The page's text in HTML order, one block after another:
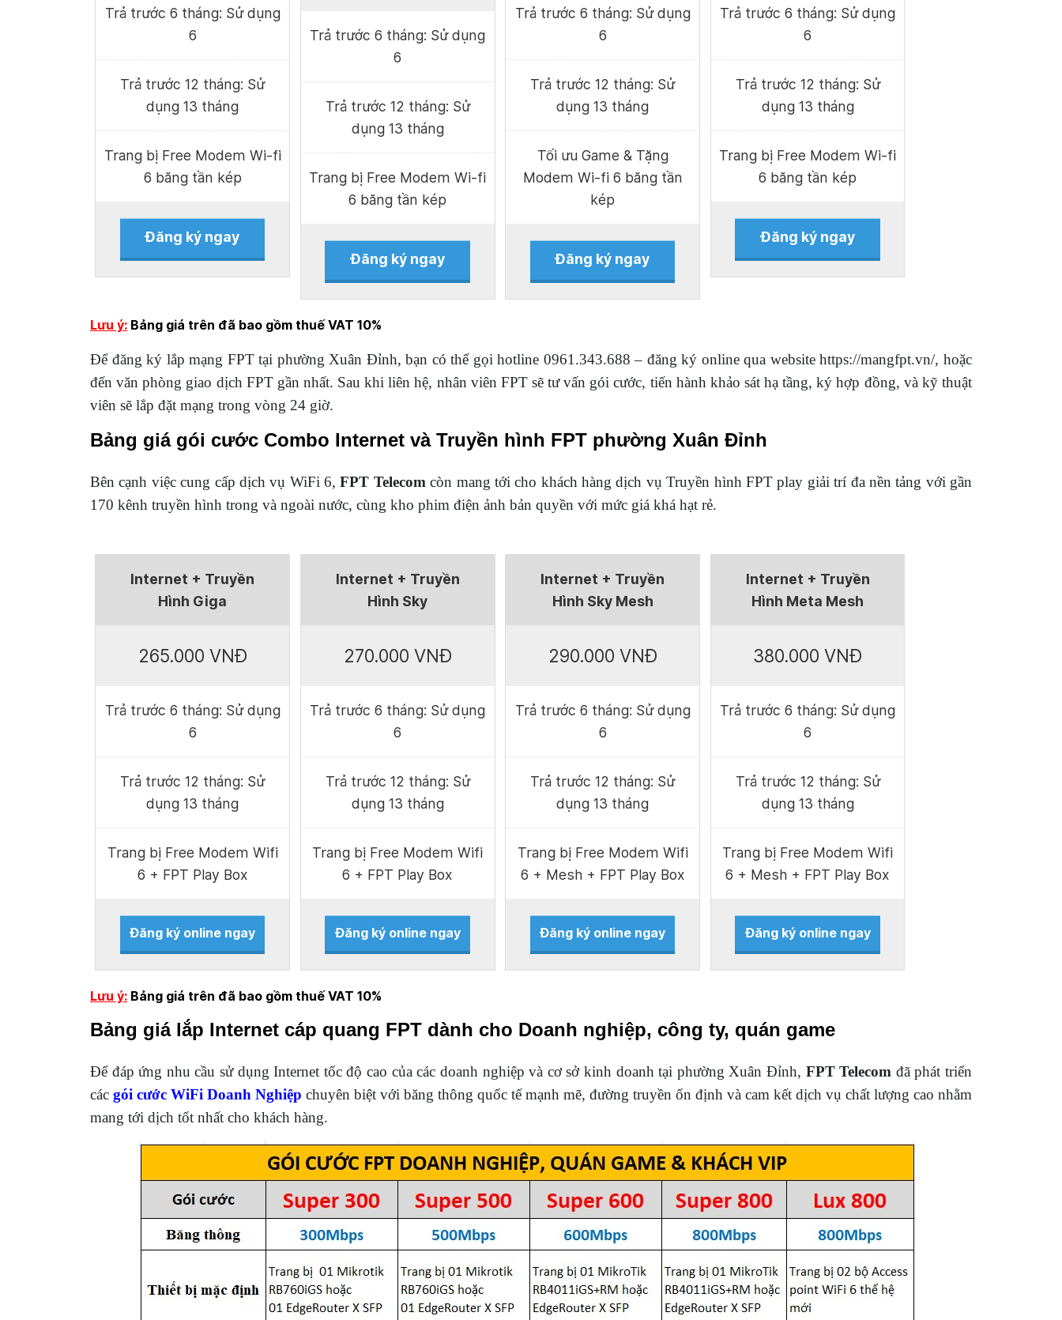
Trả trước 6 tháng: Sử dụng
6
Trả trước 12 tháng: Sử
dụng 13 tháng
Trang bị Free Modem Wi-fi
6 băng tần kép
Đăng ký ngay
Trả trước 6 tháng: Sử dụng
6
Trả trước 12 tháng: Sử
dụng 13 tháng
Trang bị Free Modem Wi-fi
6 băng tần kép
Đăng ký ngay
Trả trước 6 tháng: Sử dụng
6
Trả trước 12 tháng: Sử
dụng 13 tháng
Tối ưu Game & Tặng
Modem Wi-fi 6 băng tần
kép
Đăng ký ngay
Trả trước 6 tháng: Sử dụng
6
Trả trước 12 tháng: Sử
dụng 13 tháng
Trang bị Free Modem Wi-fi
6 băng tần kép
Đăng ký ngay
Lưu ý: Bảng giá trên đã bao gồm thuế VAT 10%
Để đăng ký lắp mạng FPT tại phường Xuân Đỉnh, bạn có thể gọi hotline 0961.343.688 – đăng ký online qua website https://mangfpt.vn/, hoặc
đến văn phòng giao dịch FPT gần nhất. Sau khi liên hệ, nhân viên FPT sẽ tư vấn gói cước, tiến hành khảo sát hạ tầng, ký hợp đồng, và kỹ thuật
viên sẽ lắp đặt mạng trong vòng 24 giờ.
Bảng giá gói cước Combo Internet và Truyền hình FPT phường Xuân Đỉnh
Bên cạnh việc cung cấp dịch vụ WiFi 6,FPT Telecom còn mang tới cho khách hàng dịch vụ Truyền hình FPT play giải trí đa nền tảng với gần
170 kênh truyền hình trong và ngoài nước, cùng kho phim điện ảnh bản quyền với mức giá khá hạt rẻ.
Internet + Truyền
Hình Giga
265.000 VNĐ
Trả trước 6 tháng: Sử dụng
6
Trả trước 12 tháng: Sử
dụng 13 tháng
Trang bị Free Modem Wifi
6 + FPT Play Box
Đăng ký online ngay
Internet + Truyền
Hình Sky
270.000 VNĐ
Trả trước 6 tháng: Sử dụng
6
Trả trước 12 tháng: Sử
dụng 13 tháng
Trang bị Free Modem Wifi
6 + FPT Play Box
Đăng ký online ngay
Internet + Truyền
Hình Sky Mesh
290.000 VNĐ
Trả trước 6 tháng: Sử dụng
6
Trả trước 12 tháng: Sử
dụng 13 tháng
Trang bị Free Modem Wifi
6 + Mesh + FPT Play Box
Đăng ký online ngay
Internet + Truyền
Hình Meta Mesh
380.000 VNĐ
Trả trước 6 tháng: Sử dụng
6
Trả trước 12 tháng: Sử
dụng 13 tháng
Trang bị Free Modem Wifi
6 + Mesh + FPT Play Box
Đăng ký online ngay
Lưu ý: Bảng giá trên đã bao gồm thuế VAT 10%
Bảng giá lắp Internet cáp quang FPT dành cho Doanh nghiệp, công ty, quán game
Để đáp ứng nhu cầu sử dụng Internet tốc độ cao của các doanh nghiệp và cơ sở kinh doanh tại phường Xuân Đỉnh, FPT Telecom đã phát triển
các gói cước WiFi Doanh Nghiệp chuyên biệt với băng thông quốc tế mạnh mẽ, đường truyền ổn định và cam kết dịch vụ chất lượng cao nhằm
mang tới dịch tốt nhất cho khách hàng.